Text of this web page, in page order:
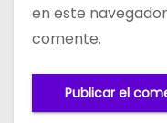
en este
comente.